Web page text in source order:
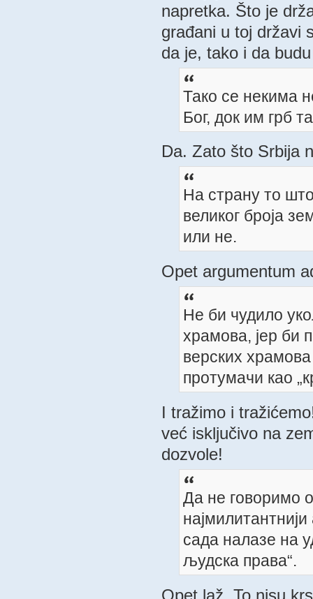
napretka. Što je
građani u toj državi
da je, tako i da
Тако се некима
Бог, док им грб
Da. Zato što Srbija
На страну то
великог броја
или не.
Opet argumentum
Не би чудило
храмова, јер би
верских
протумачи као
I tražimo i
već isključivo na
dozvole!
Да не говоримо
сада налазе на
људска права“.
Opet laž. To nisu